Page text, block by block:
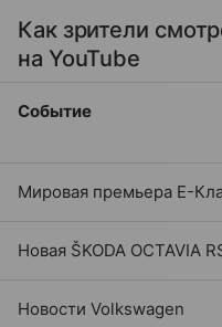
Как зрители
на YouTube
Событие
Мировая премьера E-
Новая ŠKODA OCTAVIA
Новости Volkswagen